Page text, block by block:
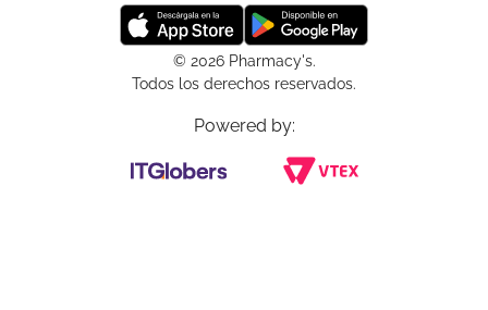
© 2026 Pharmacy's.
Todos los derechos reservados.
Powered by: